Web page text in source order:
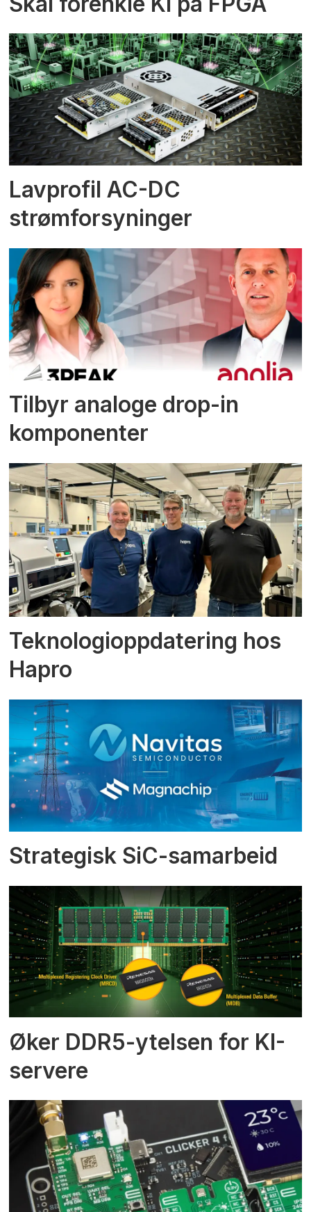
Lavprofil AC-DC
strømforsyninger
Tilbyr analoge drop-in
komponenter
Teknologioppdatering hos
Hapro
Strategisk SiC-samarbeid
Øker DDR5-ytelsen for KI-
servere